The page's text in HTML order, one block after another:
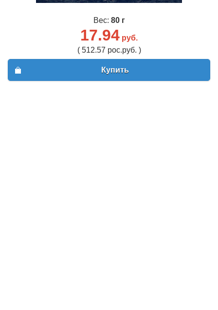
Вес: 80 г
17.94 руб.
( 512.57 рос.руб. )
Купить